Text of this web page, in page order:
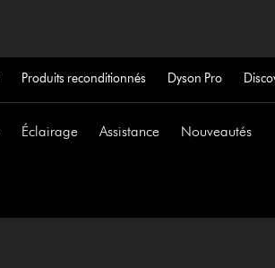
Produits reconditionnés Dyson Pro
Éclairage Assistance Nouveautés